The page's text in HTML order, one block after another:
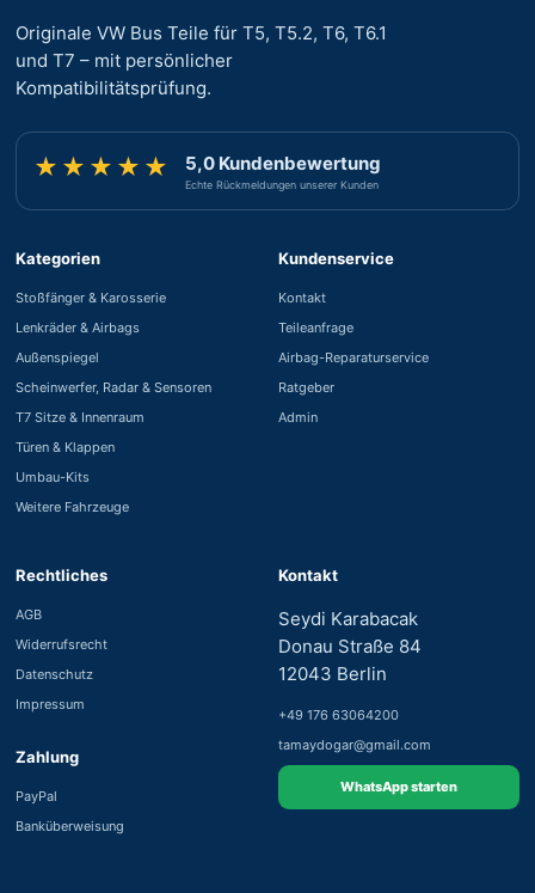
Originale VW Bus Teile für T5, T5.2, T6, T6.1
und T7 – mit persönlicher
Kompatibilitätsprüfung.
★★★★★ 5,0 Kundenbewertung
Echte Rückmeldungen unserer Kunden
Kategorien
Stoßfänger & Karosserie
Lenkräder & Airbags
Außenspiegel
Scheinwerfer, Radar & Sensoren
T7 Sitze & Innenraum
Türen & Klappen
Umbau-Kits
Weitere Fahrzeuge
Kundenservice
Kontakt
Teileanfrage
Airbag-Reparaturservice
Ratgeber
Admin
Rechtliches
AGB
Widerrufsrecht
Datenschutz
Impressum
Zahlung
PayPal
Banküberweisung
Kontakt
Seydi Karabacak
Donau Straße 84
12043 Berlin
+49 176 63064200
tamaydogar@gmail.com
WhatsApp starten